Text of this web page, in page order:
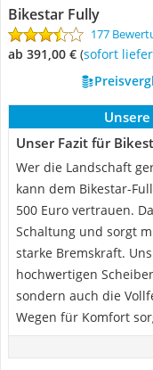
Bikestar Fully
177
ab 391,00 € ( Sofort
Unser Fazit für
Wer die Landschaft
kann dem Bikestar-
500 Euro vertrauen.
Schaltung und sorgt
starke Bremskraft.
hochwertigen
sondern auch die
Wegen für Komfort